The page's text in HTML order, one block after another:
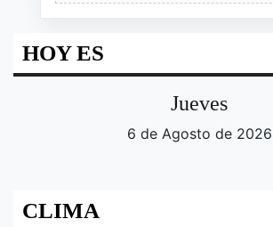
HOY ES
Jueves
6 de Agosto de 2026
CLIMA